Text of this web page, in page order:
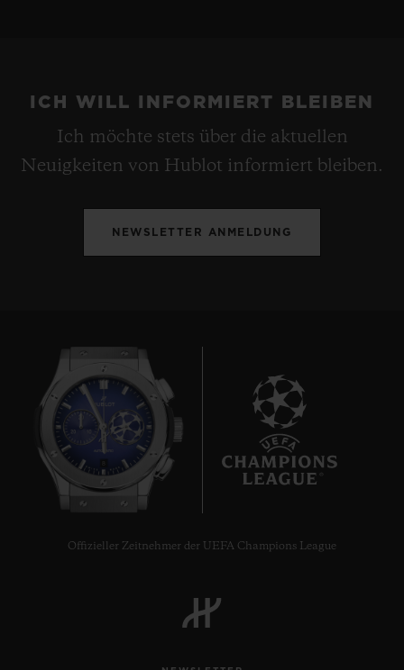
ICH WILL INFORMIERT BLEIBEN
Ich möchte stets über die aktuellen
Neuigkeiten von Hublot informiert bleiben.
NEWSLETTER ANMELDUNG
Offizieller Zeitnehmer der UEFA Champions League